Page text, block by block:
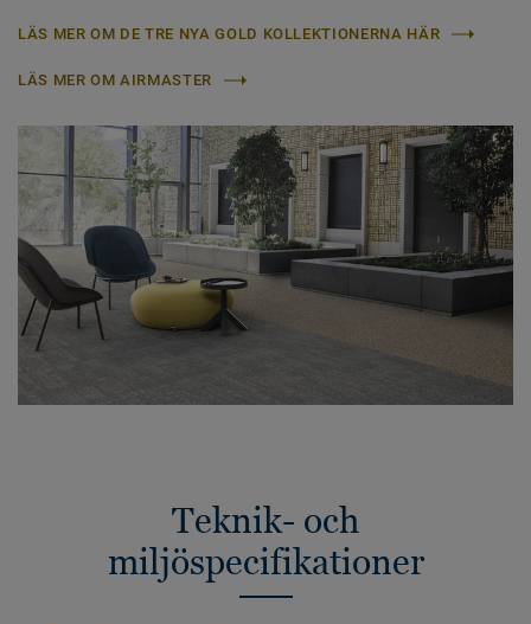
LÄS MER OM DE TRE NYA GOLD KOLLEKTIONERNA HÄR
LÄS MER OM AIRMASTER
Teknik- och
miljöspecifikationer